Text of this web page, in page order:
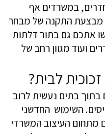
במשרדים אף
מבצעת התקנה של מבחר
אתכם גם בתור דלתות
ועוד מגוון רחב של
לבית?
בתוך בתים נעשית לרוב
השימוש החדשני
מתחום העיצוב המשרדי